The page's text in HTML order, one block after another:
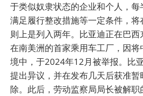
于类似奴隶状态的企业和个人，
满足履行整改措施等一定条件，
则上是列入两年。比亚迪正在巴
在南美洲的首家乘用车工厂，因
境中，于2024年12月被举报。比
提出异议，并在发布几天后获准
除。此后，劳动监察局局长被解